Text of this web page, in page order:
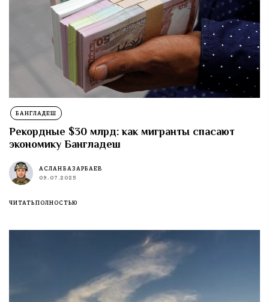
БАНГЛАДЕШ
Рекордные $30 млрд: как мигранты спасают
экономику Бангладеш
АСЛАН БАЗАРБАЕВ
09.07.2025
ЧИТАТЬ ПОЛНОСТЬЮ